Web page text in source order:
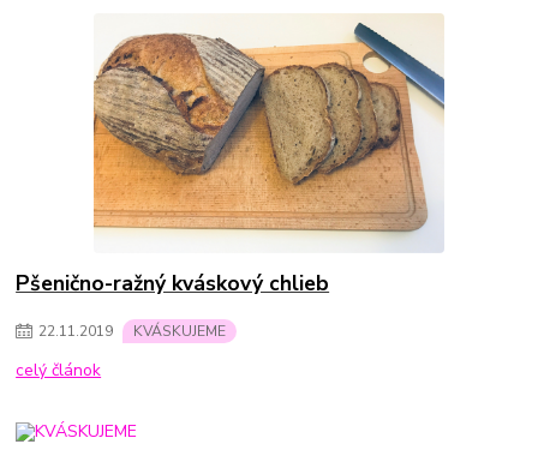
Pšenično-ražný kváskový chlieb
22.11.2019 KVÁSKUJEME
celý článok